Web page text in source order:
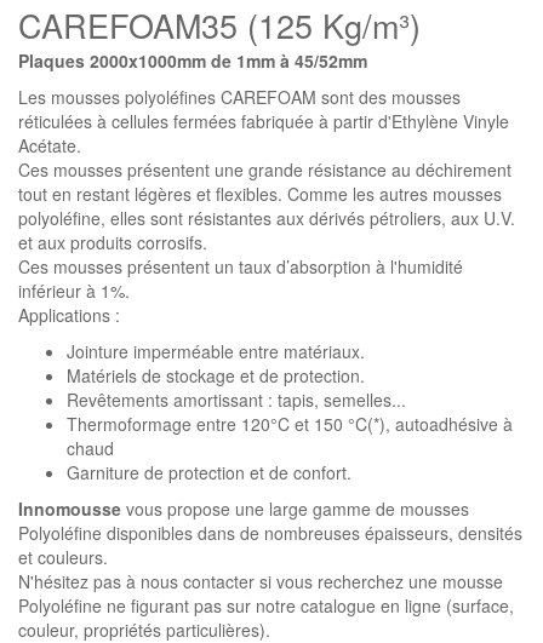
CAREFOAM35 (125 Kg/m³)
Plaques 2000x1000mm de 1mm à 45/52mm
Les mousses polyoléfines CAREFOAM sont des mousses
réticulées à cellules fermées fabriquée à partir d'Ethylène Vinyle
Acétate.
Ces mousses présentent une grande résistance au déchirement
tout en restant légères et flexibles. Comme les autres mousses
polyoléfine, elles sont résistantes aux dérivés pétroliers, aux U.V.
et aux produits corrosifs.
Ces mousses présentent un taux d’absorption à l'humidité
inférieur à 1%.
Applications :
Jointure imperméable entre matériaux.
Matériels de stockage et de protection.
Revêtements amortissant : tapis, semelles...
Thermoformage entre 120°C et 150 °C(*), autoadhésive à
chaud
Garniture de protection et de confort.
Innomousse vous propose une large gamme de mousses
Polyoléfine disponibles dans de nombreuses épaisseurs, densités
et couleurs.
N'hésitez pas à nous contacter si vous recherchez une mousse
Polyoléfine ne figurant pas sur notre catalogue en ligne (surface,
couleur, propriétés particulières).